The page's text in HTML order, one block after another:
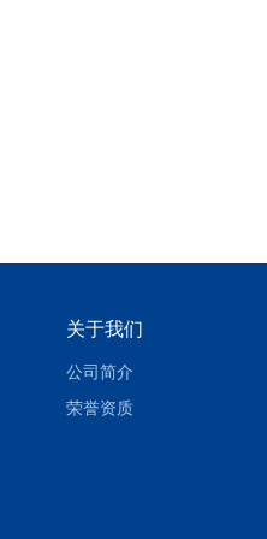
关于我们
公司简介
荣誉资质